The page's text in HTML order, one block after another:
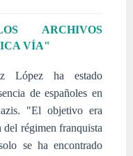
ARCHIVOS
VÍA"
López ha estado
de españoles en
"El objetivo era
régimen franquista
se ha encontrado